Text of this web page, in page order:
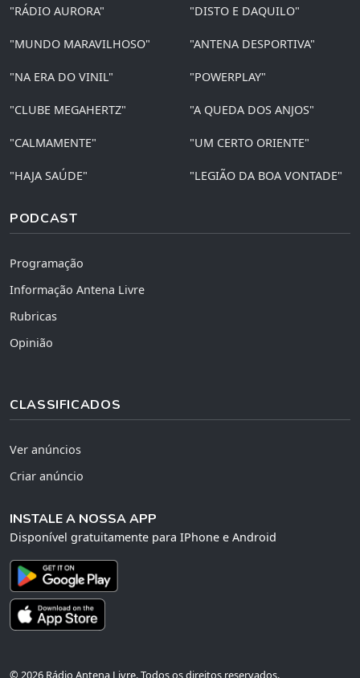
"RÁDIO AURORA" "DISTO E DAQUILO"
"MUNDO MARAVILHOSO" "ANTENA DESPORTIVA"
"NA ERA DO VINIL" "POWERPLAY"
"CLUBE MEGAHERTZ" "A QUEDA DOS ANJOS"
"CALMAMENTE" "UM CERTO ORIENTE"
"HAJA SAÚDE" "LEGIÃO DA BOA VONTADE"
PODCAST
Programação
Informação Antena Livre
Rubricas
Opinião
CLASSIFICADOS
Ver anúncios
Criar anúncio
INSTALE A NOSSA APP
Disponível gratuitamente para IPhone e Android
© 2026 Rádio Antena Livre. Todos os direitos reservados.